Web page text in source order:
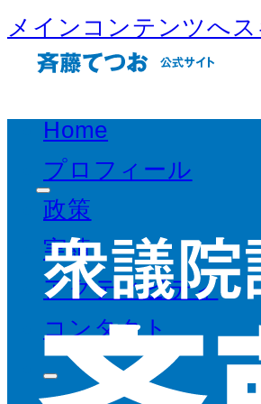
メインコンテンツへ
Home
プロフィール
政策
実績
アクティビティ
コンタクト